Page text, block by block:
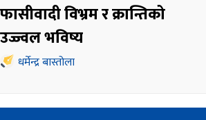
फासीवादी विभ्रम र क्रान्तिको
उज्ज्वल भविष्य
धर्मेन्द्र बास्तोला